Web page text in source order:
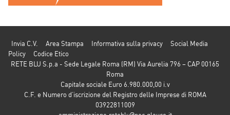
Invia C.V. Area Stampa Informativa sulla privacy
Social Media
Policy
Codice Etico
RETE BLU S.p.a - Sede Legale Roma (RM) Via Aurelia 796 – CAP 00165
Roma
Capitale sociale Euro 6.980.000,00 i.v
C.F. e Numero d’iscrizione del Registro delle Imprese di ROMA
03922811009